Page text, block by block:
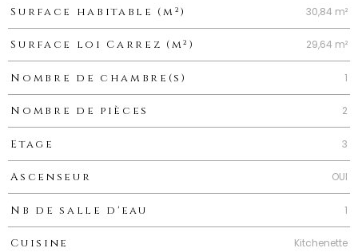
Surface habitable (m²) 30,84 m²
Surface loi Carrez (m²) 29,64 m²
Nombre de chambre(s) 1
Nombre de pièces 2
Etage 3
Ascenseur OUI
Nb de salle d'eau 1
Cuisine Kitchenette